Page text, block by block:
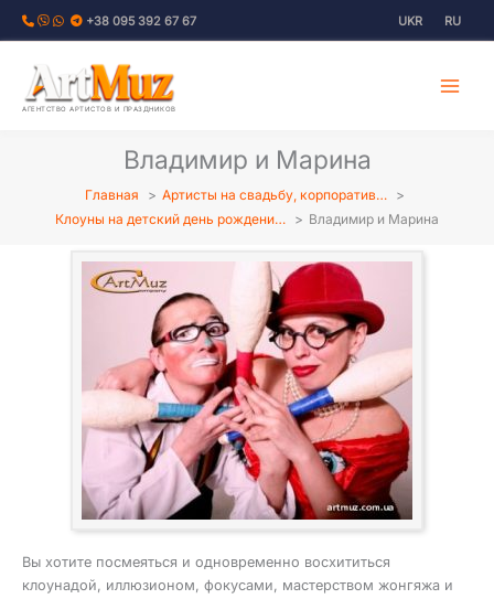
Перейти
+38 095 392 67 67 UKR RU
АГЕНТСТВО АРТИСТОВ И ПРАЗДНИКОВ
Владимир и Марина
Главная
Артисты на свадьбу, корпоратив…
Клоуны на детский день рождени…
Владимир и Марина
Вы хотите посмеяться и одновременно восхититься
клоунадой, иллюзионом, фокусами, мастерством жонгяжа и